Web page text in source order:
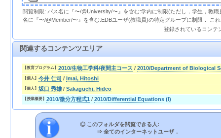
閲覧制限: パス名に『〜/@University/〜』を含む:学内に制限(ただし，学生，教
名に『〜/@Member/〜』を含む:EDBユーザ(教職員)の特定グループに制限． こ
登録されているコンテ
関連するコンテンツエリア
【教育プログラム】 2010/生物工学科/夜間主コース / 2010/Department of Biological
【個人】 今井 仁司 / Imai, Hitoshi
【個人】 坂口 秀雄/ Sakaguchi, Hideo
【授業概要】 2010/微分方程式1 / 2010/Differential Equations (I)
◎ このフォルダを閲覧できる人:
⇒ 全てのインターネットユーザ．